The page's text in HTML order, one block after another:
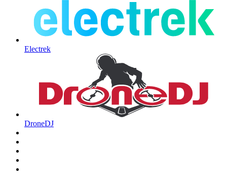
Electrek
DroneDJ